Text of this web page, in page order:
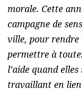
morale. Cette
campagne de
ville, pour rendre
permettre à
l’aide quand
travaillant en